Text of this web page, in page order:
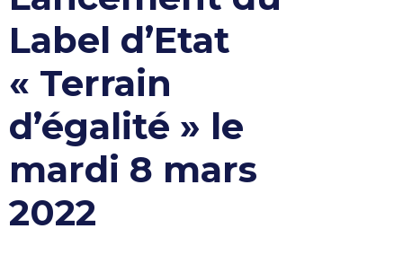
Label d’Etat
« Terrain
d’égalité » le
mardi 8 mars
2022